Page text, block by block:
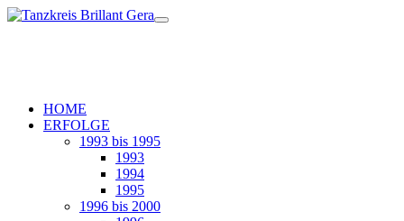
HOME
ERFOLGE
1993 bis 1995
1993
1994
1995
1996 bis 2000